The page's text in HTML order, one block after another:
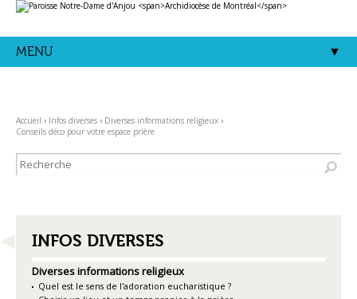
Aller
au
|
Aller
Outils
personnels
MENU
Accueil › Infos diverses › Diverses informations religieux ›
Conseils déco pour votre espace prière
NAVIGATION
INFOS DIVERSES
Diverses informations religieux
Quel est le sens de l'adoration eucharistique ?